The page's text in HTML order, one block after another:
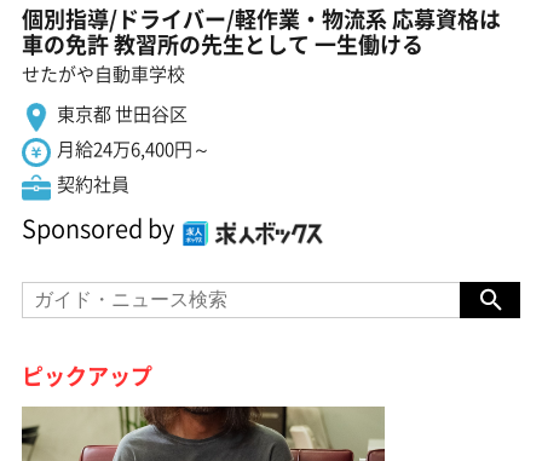
個別指導/ドライバー/軽作業・物流系 応募資格は
車の免許 教習所の先生として 一生働ける
せたがや自動車学校
東京都 世田谷区
月給24万6,400円～
契約社員
Sponsored by
ピックアップ